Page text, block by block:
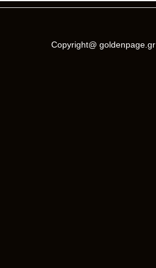
Copyright@ goldenpage.gr